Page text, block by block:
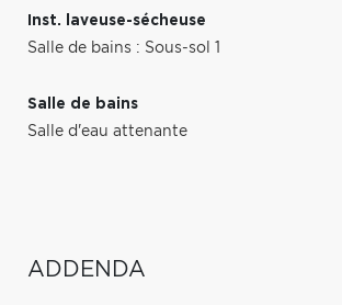
Inst. laveuse-sécheuse
Salle de bains : Sous-sol 1
Salle de bains
Salle d'eau attenante
ADDENDA